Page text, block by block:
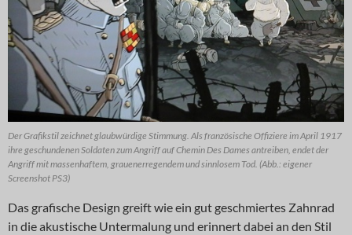
Der Grafikstil zeichnet glaubwürdige Stimmung. Als französische Offiziere im April 1917
ihre geschundenen Soldaten zum Angriff auf Chemin Des Dames antreiben, endet der
Angriff mit massenhaftem, grauenerregendem und sinnlosem Tod. (Abb.: eigener
Screenshot PS3)
Das grafische Design greift wie ein gut geschmiertes Zahnrad
in die akustische Untermalung und erinnert dabei an den Stil